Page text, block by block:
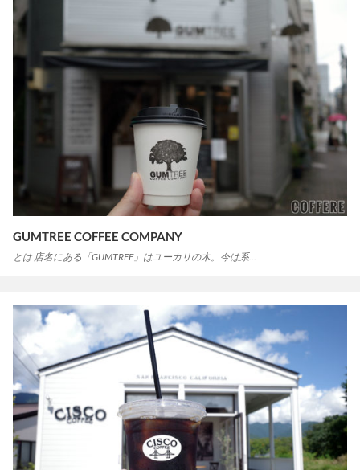
GUMTREE COFFEE COMPANY
とは 店名にある「GUMTREE」はユーカリの木。今は系…